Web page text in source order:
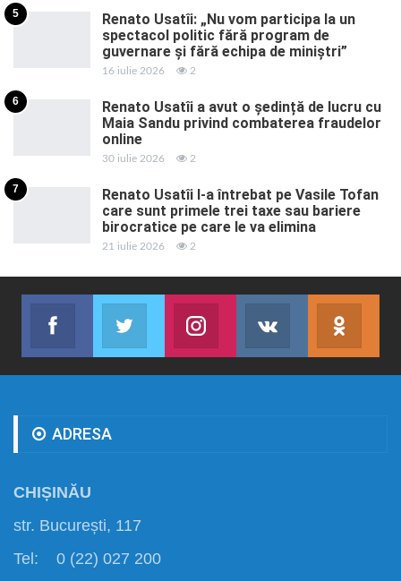
5
Renato Usatîi: „Nu vom participa la un
spectacol politic fără program de
guvernare și fără echipa de miniștri”
16 iulie 2026 2
6
Renato Usatîi a avut o ședință de lucru cu
Maia Sandu privind combaterea fraudelor
online
30 iulie 2026 2
7
Renato Usatîi l-a întrebat pe Vasile Tofan
care sunt primele trei taxe sau bariere
birocratice pe care le va elimina
21 iulie 2026 2
Facebook
Abonează-te
Twitter
Join us on TwitterJoin us on Instagram
Abonează-te
ADRESA
CHIȘINĂU
str. București, 117
Tel: 0 (22) 027 200